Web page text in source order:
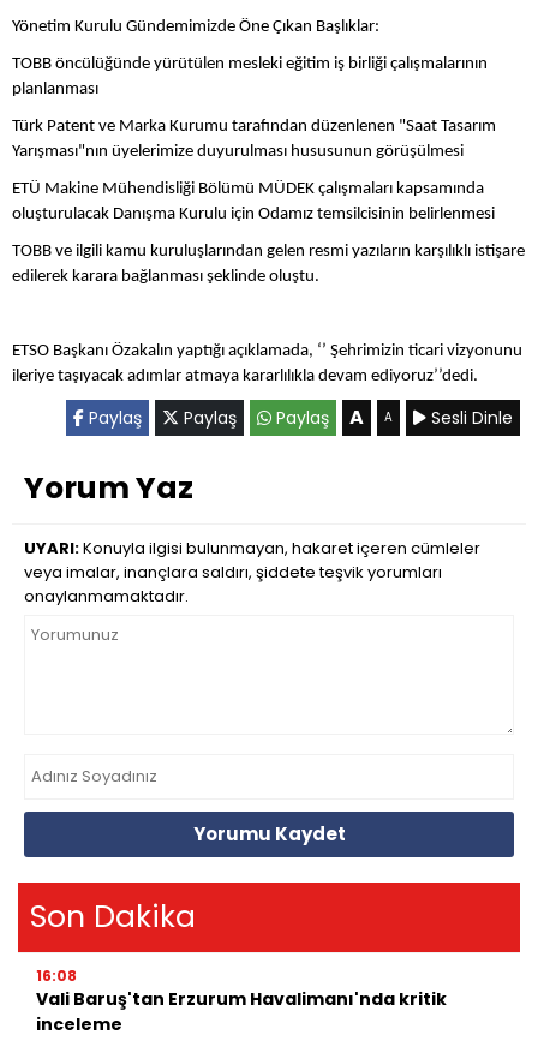
Yönetim Kurulu Gündemimizde Öne Çıkan Başlıklar:
TOBB öncülüğünde yürütülen mesleki eğitim iş birliği çalışmalarının
planlanması
Türk Patent ve Marka Kurumu tarafından düzenlenen "Saat Tasarım
Yarışması"nın üyelerimize duyurulması hususunun görüşülmesi
ETÜ Makine Mühendisliği Bölümü MÜDEK çalışmaları kapsamında
oluşturulacak Danışma Kurulu için Odamız temsilcisinin belirlenmesi
TOBB ve ilgili kamu kuruluşlarından gelen resmi yazıların karşılıklı istişare
edilerek karara bağlanması şeklinde oluştu.
ETSO Başkanı Özakalın yaptığı açıklamada, ‘’ Şehrimizin ticari vizyonunu
ileriye taşıyacak adımlar atmaya kararlılıkla devam ediyoruz’’dedi.
Paylaş Paylaş Paylaş A A Sesli Dinle
Yorum Yaz
UYARI:Konuyla ilgisi bulunmayan, hakaret içeren cümleler
veya imalar, inançlara saldırı, şiddete teşvik yorumları
onaylanmamaktadır.
Yorumu Kaydet
Son Dakika
16:08
Vali Baruş'tan Erzurum Havalimanı'nda kritik
inceleme